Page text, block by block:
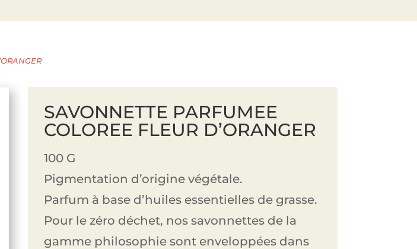
SAVONNETTE PARFUMEE
COLOREE FLEUR D’ORANGER
100 G
Pigmentation d’origine végétale.
Parfum à base d’huiles essentielles de grasse.
Pour le zéro déchet, nos savonnettes de la
gamme philosophie sont enveloppées dans